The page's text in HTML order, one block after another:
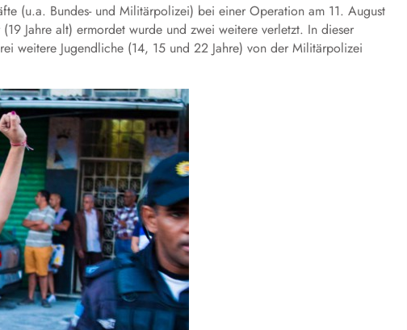
(u.a. Bundes- und Militärpolizei) bei einer Operation am 11. August
Jahre alt) ermordet wurde und zwei weitere verletzt. In dieser
weitere Jugendliche (14, 15 und 22 Jahre) von der Militärpolizei